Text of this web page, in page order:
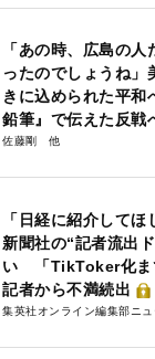
「あの時、広島の
ったのでしょうね」
きに込められた平
鉛筆』で伝えた反戦
佐藤剛
「日経に紹介して
新聞社の“記者流出
い 「TikToker化ま
記者から不満続出
集英社オンライン編集部ニュ